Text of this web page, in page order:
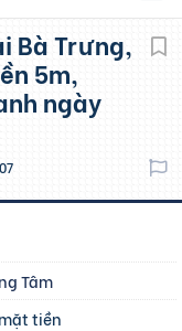
5m,
ngày
Tâm
tiền